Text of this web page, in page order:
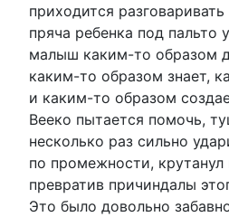
приходится
пряча ребенка под пальто
малыш каким-то образом
каким-то образом знает,
и каким-то образом
Вееко пытается помочь,
несколько раз сильно
по промежности, крутанул
превратив причиндалы
Это было довольно